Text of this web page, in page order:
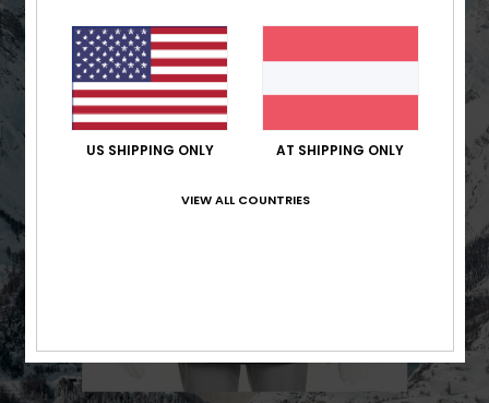
US SHIPPING ONLY AT SHIPPING ONLY
VIEW ALL COUNTRIES